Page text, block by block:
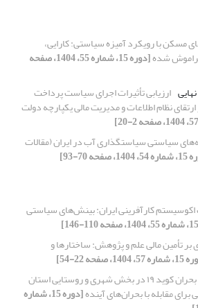
مسکن با رویکرد آمیزه سیاستی: کارایی،
شده [دوره 15، شماره 55، 1404، صفحه
ارزیابی تأثیرات اجرای سیاست پرداخت
نظام اطلاعات و مدیریت مالی یکپارچه دولت
سیاستی سیاستگذاری آب در ایران (مقالات
70-93]
کارآفرینی ایران: بینش‌های سیاستی
بر تأمین مالی علم و پژوهش: ساختارها و
صفحه 22-54]
تحلیل اثرات بحران کوید ۱۹ در بخش شهری و روستایی استان
برای مقابله با بحران‌های آینده [دوره 15، شماره